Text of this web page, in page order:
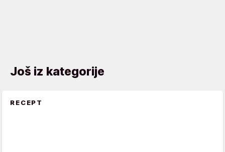
Još iz kategorije
RECEPT